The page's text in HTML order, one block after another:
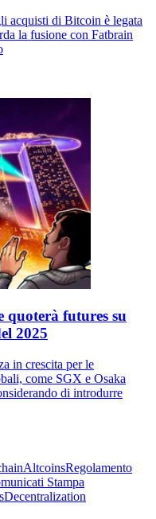
acquisti di Bitcoin è legata
la fusione con Fatbrain
quoterà futures su
2025
in crescita per le
come SGX e Osaka
di introdurre
AltcoinsRegolamento
Stampa
Decentralization